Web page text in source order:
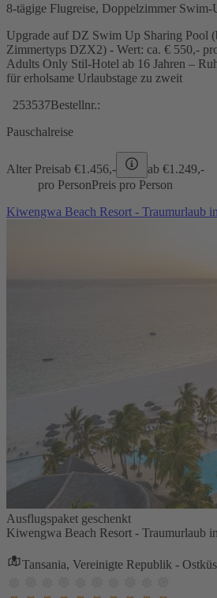
8-tägige Flugreise, Doppelzimmer
Upgrade auf DZ Swim Up Sharing Pool
Zimmertyps DZX2) - Wert: ca. € 550,-
Adults Only Stil-Hotel ab 16 Jahren –
für erholsame Urlaubstage zu zweit
253537Bestellnr.:
Pauschalreise
Alter Preisab €1.456,- ab €1.249,-
pro PersonPreis pro Person
Kiwengwa Beach Resort - Traumurlaub
Ausflugspaket geschenkt
Kiwengwa Beach Resort - Traumurlaub
Tansania, Vereinigte Republik -